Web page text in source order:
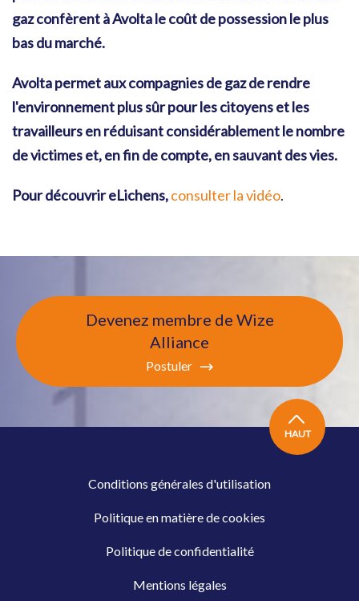
gaz confèrent à Avolta le coût de possession le plus
bas du marché.
Avolta permet aux compagnies de gaz de rendre
l'environnement plus sûr pour les citoyens et les
travailleurs en réduisant considérablement le nombre
de victimes et, en fin de compte, en sauvant des vies.
Pour découvrir eLichens,consulter la vidéo.
Devenez membre de Wize
Alliance
Postuler
Conditions générales d'utilisation
Politique en matière de cookies
Politique de confidentialité
Mentions légales
HAUT